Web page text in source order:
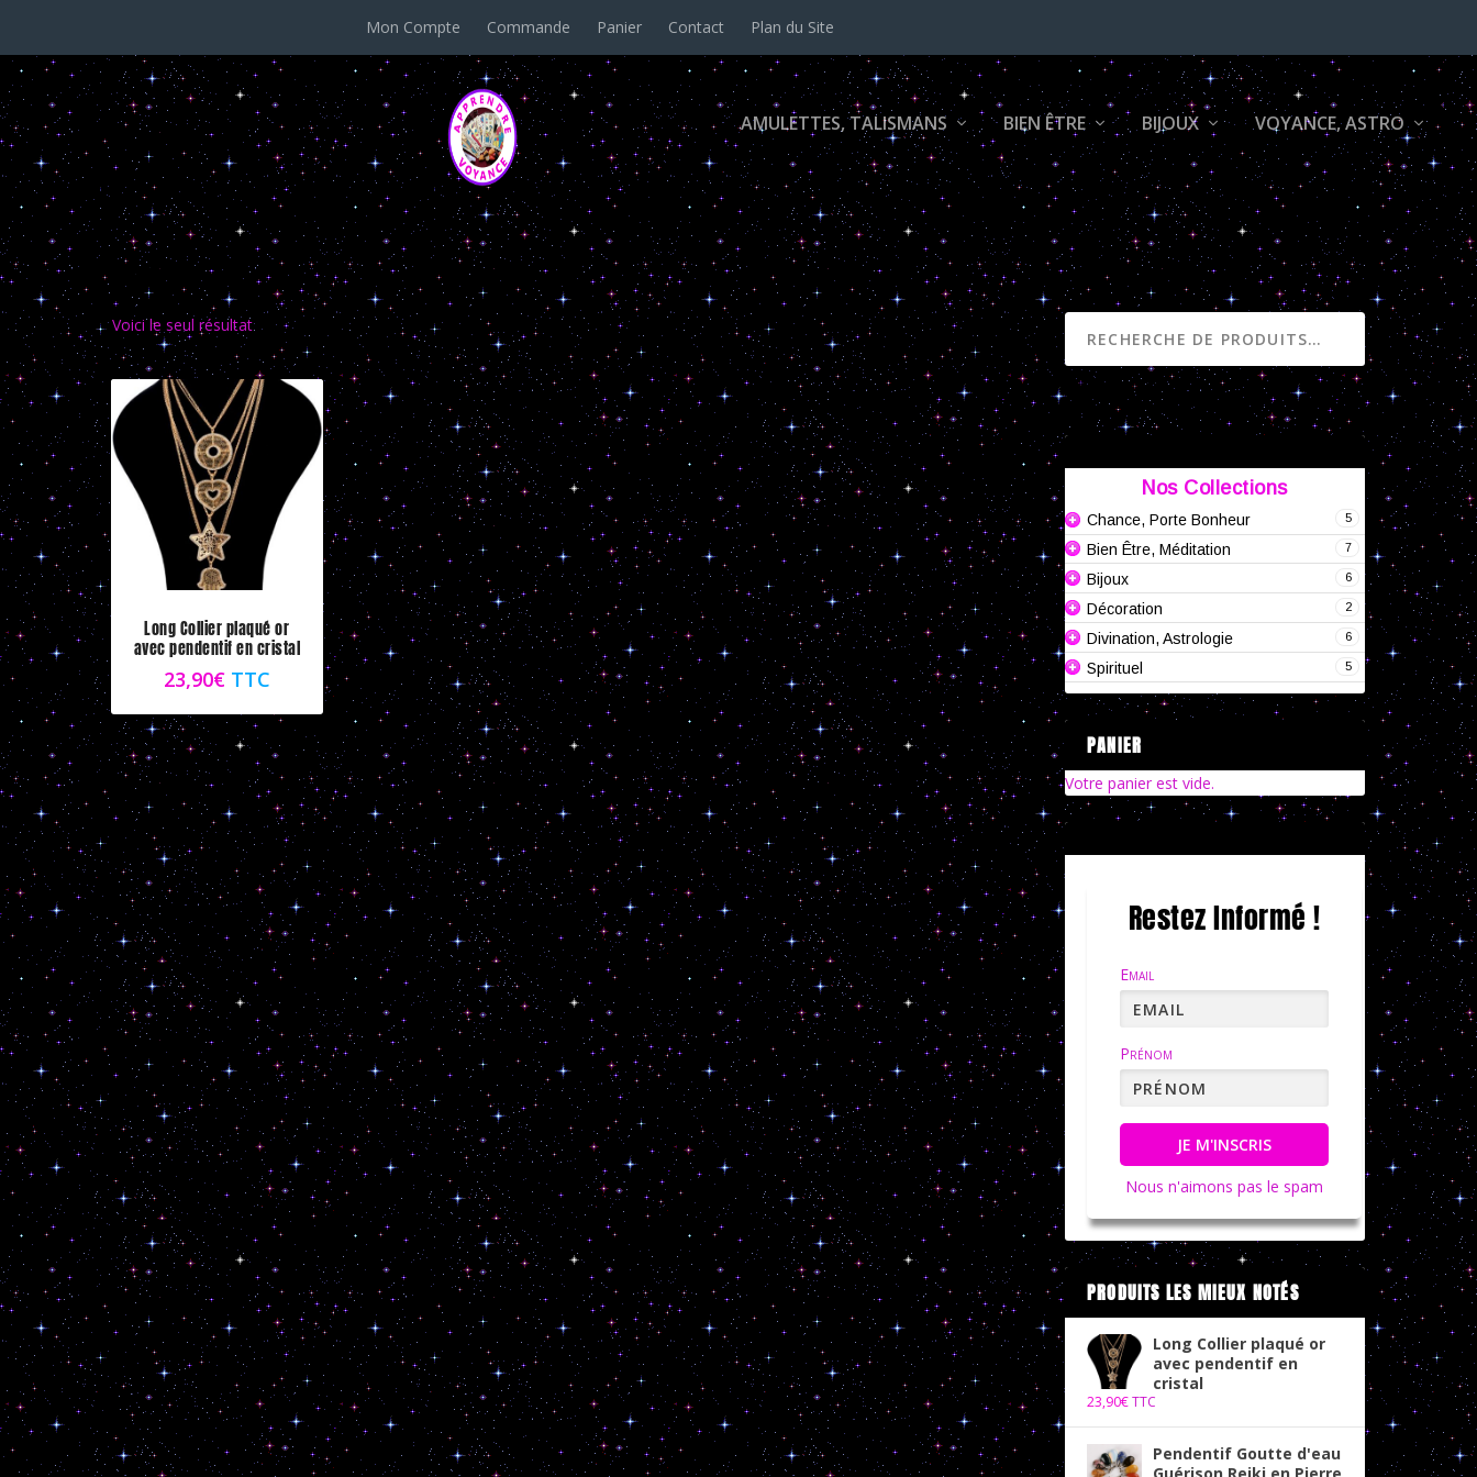
Mon Compte Commande Panier Contact Plan du Site
AMULETTES, TALISMANS BIEN ÊTRE BIJOUX VOYANCE, ASTRO
cercle
Voici le seul résultat
Long Collier plaqué or
avec pendentif en cristal
23,90€ TTC
RECHERCHE
Nos Collections
5
Chance, Porte Bonheur
7
Bien Être, Méditation
6
Bijoux
2
Décoration
6
Divination, Astrologie
5
Spirituel
PANIER
Votre panier est vide.
Restez Informé !
Email
Prénom
JE M'INSCRIS
Nous n'aimons pas le spam
PRODUITS LES MIEUX NOTÉS
Long Collier plaqué or
avec pendentif en
cristal
23,90€TTC
Pendentif Goutte d'eau